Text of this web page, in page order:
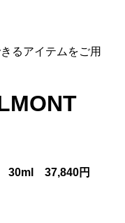
るアイテムをご用
30ml 37,840円